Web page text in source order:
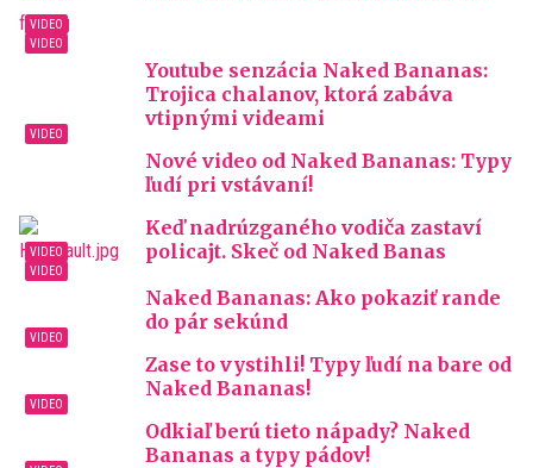
Youtube senzácia Naked Bananas:
Trojica chalanov, ktorá zabáva
vtipnými videami
Nové video od Naked Bananas: Typy
ľudí pri vstávaní!
Keď nadrúzganého vodiča zastaví
policajt. Skeč od Naked Banas
Naked Bananas: Ako pokaziť rande
do pár sekúnd
Zase to vystihli! Typy ľudí na bare od
Naked Bananas!
Odkiaľ berú tieto nápady? Naked
Bananas a typy pádov!